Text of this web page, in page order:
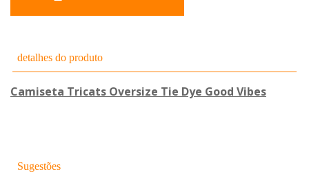
detalhes do produto
Camiseta Tricats Oversize Tie Dye Good Vibes
Sugestões